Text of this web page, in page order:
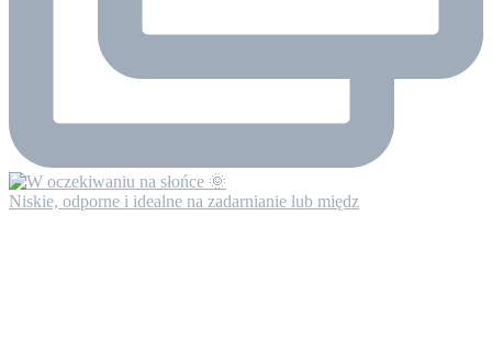
Niskie, odporne i idealne na zadarnianie lub międz